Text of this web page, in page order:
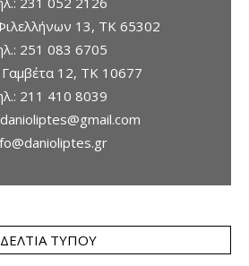
13, ΤΚ 65302
251 083 6705
12, ΤΚ 10677
211 410 8039
danioliptes@gmail.com
ΔΕΛΤΊΑ ΤΎΠΟΥ